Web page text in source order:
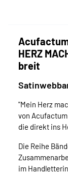
HERZ
breit
"Mein Herz
von
die direkt ins
Die Reihe
im